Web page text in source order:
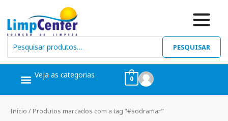
PESQUISAR
Veja as categorias 0
Início / Produtos marcados com a tag “#sodramar”